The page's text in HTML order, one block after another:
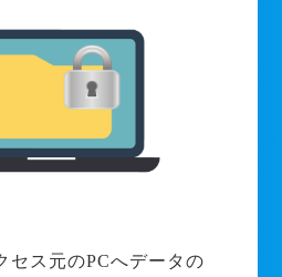
セス元のPCへデータの